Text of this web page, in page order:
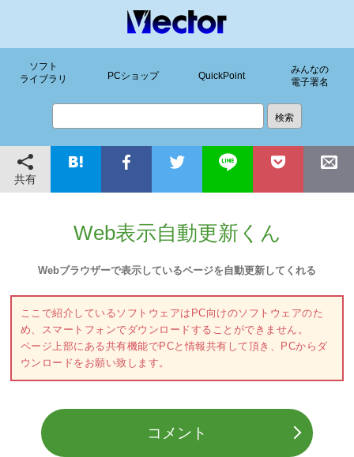
ソフト
ライブラリ
PCショップ QuickPoint
みんなの
電子署名
共有
Web表示自動更新くん
Webブラウザーで表示しているページを自動更新してくれる
ここで紹介しているソフトウェアはPC向けのソフトウェアのた
め、スマートフォンでダウンロードすることができません。
ページ上部にある共有機能でPCと情報共有して頂き、PCからダ
ウンロードをお願い致します。
コメント